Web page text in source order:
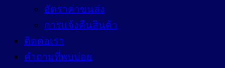
อัตราค่าขนส่ง
การแจ้งคืนสินค้า
ติดต่อเรา
คำถามที่พบบ่อย